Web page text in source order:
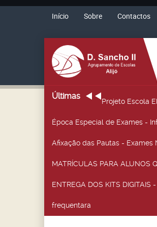
Início Sobre Contactos
Últimas
Projeto Escola
Época Especial de Exames -
Afixação das Pautas - Exames
MATRÍCULAS PARA ALUNOS
ENTREGA DOS KITS DIGITAIS
frequentara